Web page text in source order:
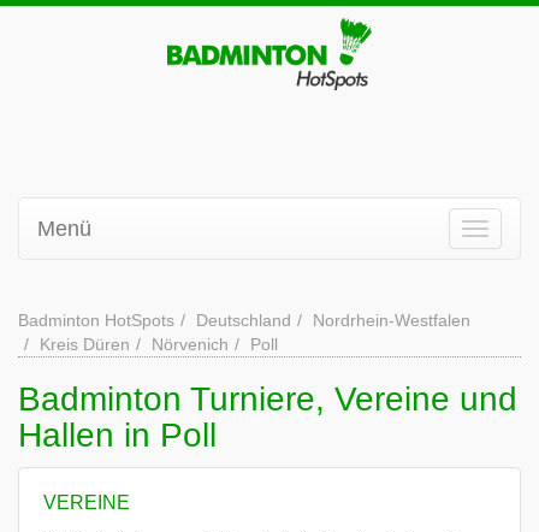
Menü
Badminton HotSpots Deutschland
Nordrhein-Westfalen
Kreis Düren
Nörvenich Poll
Badminton Turniere, Vereine und
Hallen in Poll
VEREINE